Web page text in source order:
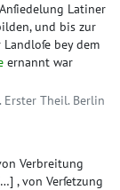
Latiner
und bis zur
bey dem
ernannt war
Erster Theil. Berlin
Verbreitung
, von Verſetzung